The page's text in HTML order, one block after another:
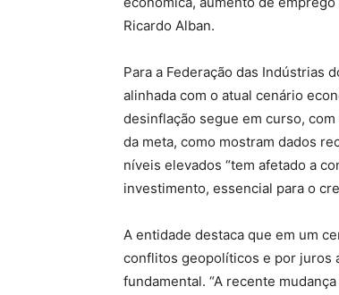
Ricardo Alban.
Para a Federação das Indústrias
alinhada com o atual cenário
desinflação segue em curso,
da meta, como mostram dados
níveis elevados “tem afetado a
investimento, essencial para o
A entidade destaca que em um
conflitos geopolíticos e por juros
fundamental. “A recente